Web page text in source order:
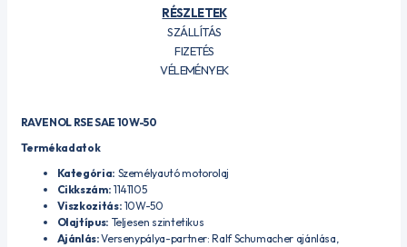
RÉSZLETEK
SZÁLLÍTÁS
FIZETÉS
VÉLEMÉNYEK
RAVENOL RSE SAE 10W-50
Termékadatok
Kategória: Személyautó motorolaj
Cikkszám: 1141105
Viszkozitás: 10W-50
Olajtípus: Teljesen szintetikus
Ajánlás:Versenypálya-partner: Ralf Schumacher ajánlása,